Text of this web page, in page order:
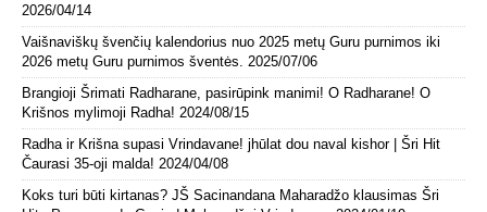
2026/04/14
Vaišnaviškų švenčių kalendorius nuo 2025 metų Guru purnimos iki
2026 metų Guru purnimos šventės.
2025/07/06
Brangioji Šrimati Radharane, pasirūpink manimi! O Radharane! O
Krišnos mylimoji Radha! 2024/08/15
Radha ir Krišna supasi Vrindavane! jhūlat dou naval kishor | Šri Hit
Čaurasi 35-oji malda! 2024/04/08
Koks turi būti kirtanas? JŠ Sacinandana Maharadžo klausimas Šri